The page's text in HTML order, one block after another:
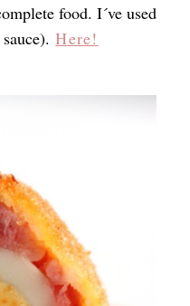
food. I´ve used
sauce).Here!